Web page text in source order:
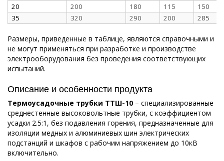
20
200 180 115
150
35
320 290 200 285
Размеры, приведенные в таблице, являются справочными и
не могут применяться при разработке и производстве
электрооборудования без проведения соответствующих
испытаний.
Описание и особенности продукта
Термоусадочные трубки ТТШ-10 – специализированные
среднестенные высоковольтные трубки, с коэффициентом
усадки 2.5:1, без подавления горения, предназначенные для
изоляции медных и алюминиевых шин электрических
подстанций и шкафов с рабочим напряжением до 10кВ
включительно.